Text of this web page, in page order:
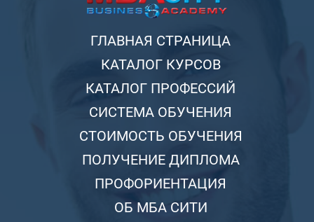
ГЛАВНАЯ СТРАНИЦА
КАТАЛОГ КУРСОВ
КАТАЛОГ ПРОФЕССИЙ
СИСТЕМА ОБУЧЕНИЯ
СТОИМОСТЬ ОБУЧЕНИЯ
ПОЛУЧЕНИЕ ДИПЛОМА
ПРОФОРИЕНТАЦИЯ
ОБ МБА СИТИ